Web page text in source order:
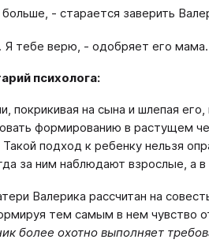
- старается заверить
Я тебе верю, - одобряет его
психолога:
покрикивая на сына и шлепая
формированию в растущем
Такой подход к ребенку нельзя
за ним наблюдают взрослые, а
Валерика рассчитан на
тем самым в нем чувство
более охотно выполняет